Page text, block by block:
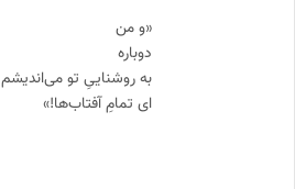
«و من
دوباره
به روشناییِ تو می‌اندیشم
ای تمامِ آفتاب‌ها!»